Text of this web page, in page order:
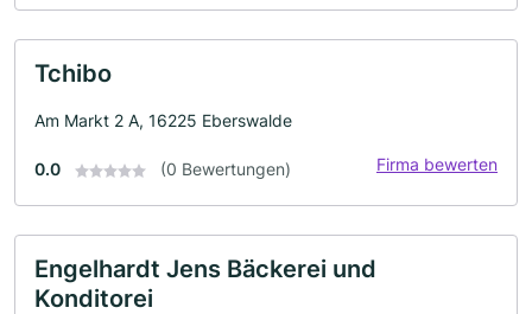
Tchibo
Am Markt 2 A, 16225 Eberswalde
0.0 (0 Bewertungen) Firma bewerten
Engelhardt Jens Bäckerei und
Konditorei